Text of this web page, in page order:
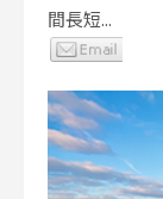
間長短...